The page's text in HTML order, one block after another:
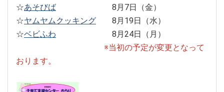
☆あそびば 8月7日（金）
☆ヤムヤムクッキング 8月19日（水）
☆ベビふわ 8月24日（月）
※当初の予定が変更となって
おります。